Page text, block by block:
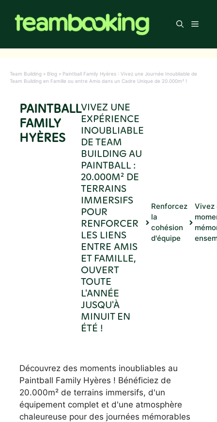
contenu
Menu
Team Building » Blog » Paintball Family Hyères : Vivez une Journée Inoubliable de
Team Building en Famille ou entre Amis dans un Cadre Unique de 20.000m² !
PAINTBALL
FAMILY
HYÈRES
VIVEZ UNE
EXPÉRIENCE
INOUBLIABLE
DE TEAM
BUILDING AU
PAINTBALL :
20.000M² DE
TERRAINS
IMMERSIFS
POUR
RENFORCER
LES LIENS
ENTRE AMIS
ET FAMILLE,
OUVERT
TOUTE
L'ANNÉE
JUSQU'À
MINUIT EN
ÉTÉ !
Renforcez
la
cohésion
d'équipe
Vivez
Découvrez des moments inoubliables au
Paintball Family Hyères ! Bénéficiez de
20.000m² de terrains immersifs, d'un
équipement complet et d'une atmosphère
chaleureuse pour des journées mémorables